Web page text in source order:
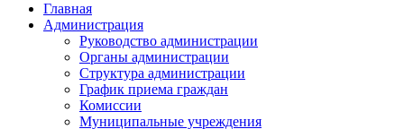
Главная
Администрация
Руководство администрации
Органы администрации
Структура администрации
График приема граждан
Комиссии
Муниципальные учреждения